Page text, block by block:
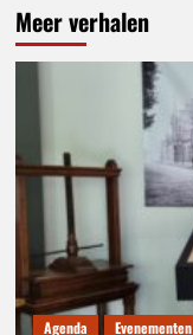
Meer verhalen
Agenda Evenementen